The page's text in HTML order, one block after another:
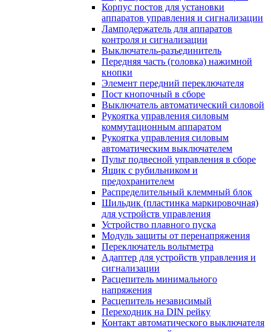
Корпус постов для установки
аппаратов управления и сигнализации
Ламподержатель для аппаратов
контроля и сигнализации
Выключатель-разъединитель
Передняя часть (головка) нажимной
кнопки
Элемент передний переключателя
Пост кнопочный в сборе
Выключатель автоматический силовой
Рукоятка управления силовым
коммутационным аппаратом
Рукоятка управления силовым
автоматическим выключателем
Пульт подвесной управления в сборе
Ящик с рубильником и
предохранителем
Распределительный клеммный блок
Шильдик (пластинка маркировочная)
для устройств управления
Устройство плавного пуска
Модуль защиты от перенапряжения
Переключатель вольтметра
Адаптер для устройств управления и
сигнализации
Расцепитель минимального
напряжения
Расцепитель независимый
Переходник на DIN рейку
Контакт автоматического выключателя